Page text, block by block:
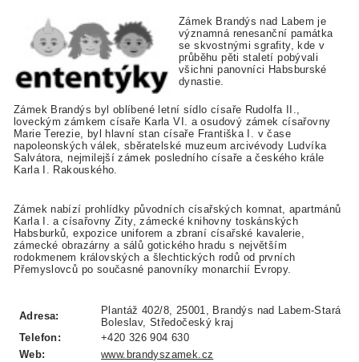
Zámek Brandýs nad Labem je
významná renesanční památka
se skvostnými sgrafity, kde v
průběhu pěti staletí pobývali
všichni panovníci Habsburské
dynastie.
Zámek Brandýs byl oblíbené letní sídlo císaře Rudolfa II.,
loveckým zámkem císaře Karla VI. a osudový zámek císařovny
Marie Terezie, byl hlavní stan císaře Františka I. v čase
napoleonských válek, sběratelské muzeum arcivévody Ludvíka
Salvátora, nejmilejší zámek posledního císaře a českého krále
Karla I. Rakouského.
Zámek nabízí prohlídky původních císařských komnat, apartmánů
Karla I. a císařovny Zity, zámecké knihovny toskánských
Habsburků, expozice uniforem a zbraní císařské kavalerie,
zámecké obrazárny a sálů gotického hradu s největším
rodokmenem královských a šlechtických rodů od prvních
Přemyslovců po současné panovníky monarchií Evropy.
Adresa:
Plantáž 402/8, 25001, Brandýs nad Labem-Stará
Boleslav, Středočeský kraj
Telefon:
+420 326 904 630
Web:
www.brandyszamek.cz